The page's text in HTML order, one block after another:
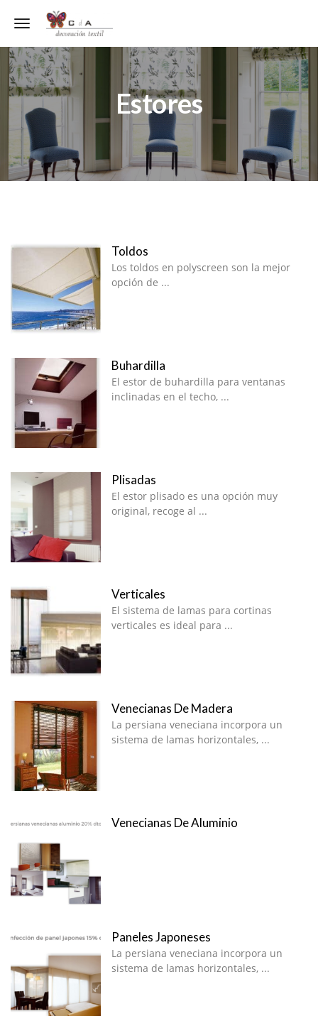
Toggle navigation
Estores
Toldos
Los toldos en polyscreen son la mejor
opción de ...
Buhardilla
El estor de buhardilla para ventanas
inclinadas en el techo, ...
Plisadas
El estor plisado es una opción muy
original, recoge al ...
Verticales
El sistema de lamas para cortinas
verticales es ideal para ...
Venecianas De Madera
La persiana veneciana incorpora un
sistema de lamas horizontales, ...
Venecianas De Aluminio
Paneles Japoneses
La persiana veneciana incorpora un
sistema de lamas horizontales, ...